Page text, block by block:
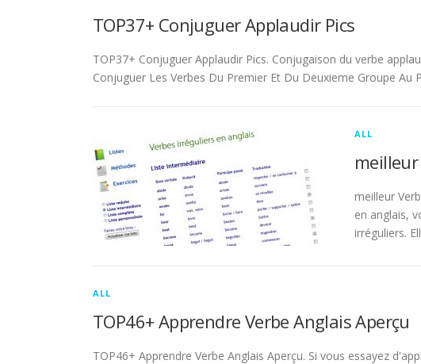
TOP37+ Conjuguer Applaudir Pics
TOP37+ Conjuguer Applaudir Pics. Conjugaison du verbe
Conjuguer Les Verbes Du Premier Et Du Deuxieme Groupe Au
ALL
meilleur
en anglais,
irréguliers.
ALL
TOP46+ Apprendre Verbe Anglais Aperçu
TOP46+ Apprendre Verbe Anglais Aperçu. Si vous essayez